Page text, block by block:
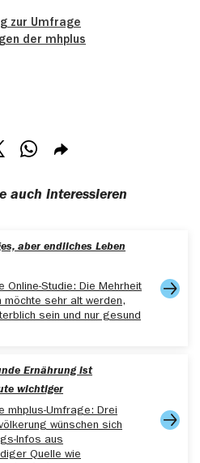
zur Umfrage
der mhplus
Facebook
via X
Teilen via Whatsapp
Teilen via E-mail
auch interessieren
aber endliches Leben
Online-Studie: Die Mehrheit
möchte sehr alt werden,
sein und nur gesund
Ernährung ist
wichtiger
mhplus-Umfrage: Drei
wünschen sich
Infos aus
Quelle wie